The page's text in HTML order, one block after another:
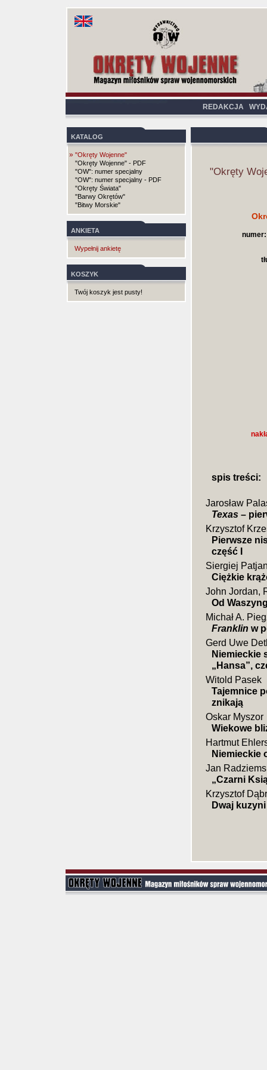
REDAKCJA
KATALOG
» "Okręty Wojenne"
"Okręty Wojenne" - PDF
"OW": numer specjalny
"OW": numer specjalny - PDF
"Okręty Świata"
"Barwy Okrętów"
"Bitwy Morskie"
ANKIETA
Wypełnij ankietę
KOSZYK
Twój koszyk jest pusty!
"Okręty
numer:
spis treści:
Jarosław
Texas –
Krzysztof
Pierwsze
część I
Siergiej
Ciężkie
John Jordan,
Od
Michał A.
Franklin w
Gerd Uwe
Niemieckie
„Hansa”,
Witold Pasek
Tajemnice
znikają
Oskar Myszor
Wiekowe
Hartmut
Niemieckie
Jan
„Czarni
Krzysztof
Dwaj